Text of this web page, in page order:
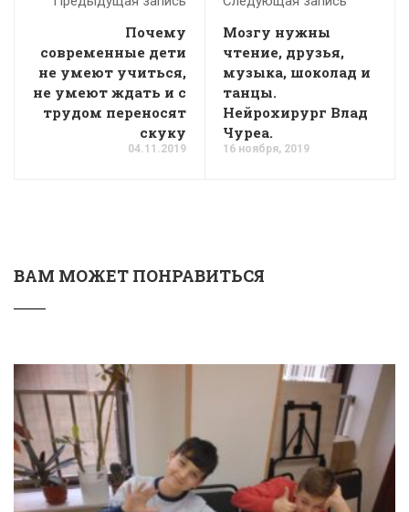
Почему
современные дети
не умеют учиться,
не умеют ждать и с
трудом переносят
скуку
04.11.2019
Мозгу нужны
чтение, друзья,
музыка, шоколад и
танцы.
Нейрохирург Влад
Чуреа.
16 ноября, 2019
ВАМ МОЖЕТ ПОНРАВИТЬСЯ